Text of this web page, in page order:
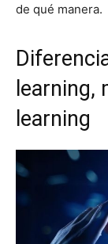
de qué manera.
learning,
learning